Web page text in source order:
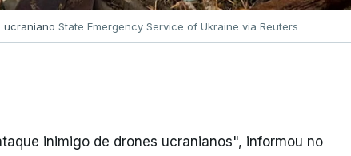
ucraniano State Emergency Service of Ukraine via Reuters
inimigo de drones ucranianos", informou no